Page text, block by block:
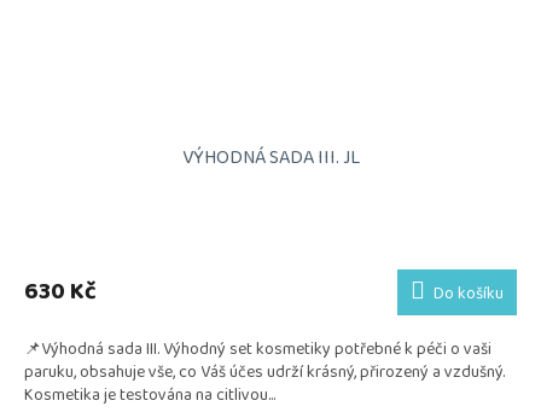
VÝHODNÁ SADA III. JL
produktu
je
z
5
hvězdiček.
630 Kč Do košíku
📌Výhodná sada III. Výhodný set kosmetiky potřebné k péči o vaši
paruku, obsahuje vše, co Váš účes udrží krásný, přirozený a vzdušný.
Kosmetika je testována na citlivou...